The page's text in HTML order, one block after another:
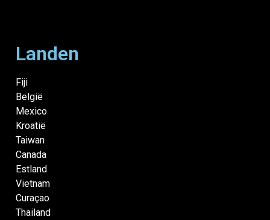
Landen
Fiji
België
Mexico
Kroatië
Taiwan
Canada
Estland
Vietnam
Curaçao
Thailand